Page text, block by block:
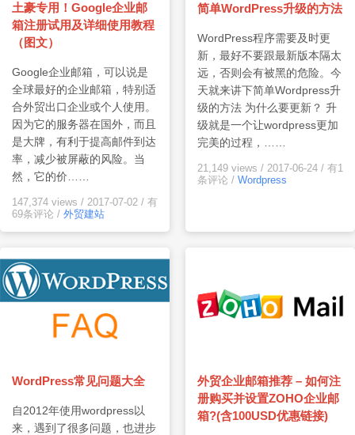
土豪专用！Google企业邮
箱注册试用及详细使用教程
（图文）
Google企业邮箱，可以说是
全球最好的企业邮箱，特别适
合外贸出口企业或个人使用。
因为它的服务器在国外，而且
是大牌，有利于提高邮件到达
率，减少被屏蔽的风险。当
然，它的价……
147,374 views / 2017-07-02 / 有
69条评论 / 外贸建站
简单WordPress升级的方法
WordPress程序需要及时更
新，最好不要跟最新版本隔太
远，否则会有被黑的危险。今
天就来讲下简单Wordpress升
级的方法 为什么要更新？ 升
级就是一个让wordpress更加
完美的过程，……
21,149 views / 2017-06-24 / 有1
条评论 / Wordpress
WordPress常见问题大全
自2012年使用wordpress以
来，遇到了很多问题，也进步
外贸企业邮箱推荐 – 如何注
册购买并设置ZOHO企业邮
箱?(含100USD优惠链接)